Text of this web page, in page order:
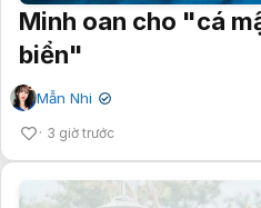
Minh oan cho "cá
biển"
Mẫn Nhi ✔
3 giờ trước